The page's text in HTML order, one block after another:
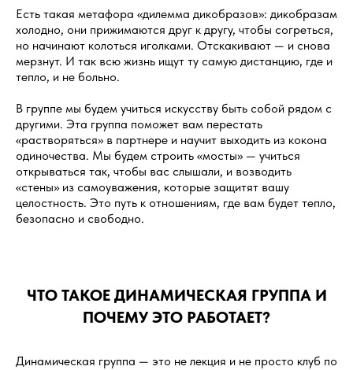
Есть такая метафора «дилемма дикобразов»: дикобразам
холодно, они прижимаются друг к другу, чтобы согреться,
но начинают колоться иголками. Отскакивают — и снова
мерзнут. И так всю жизнь ищут ту самую дистанцию, где и
тепло, и не больно.
В группе мы будем учиться искусству быть собой рядом с
другими. Эта группа поможет вам перестать
«растворяться» в партнере и научит выходить из кокона
одиночества. Мы будем строить «мосты» — учиться
открываться так, чтобы вас слышали, и возводить
«стены» из самоуважения, которые защитят вашу
целостность. Это путь к отношениям, где вам будет тепло,
безопасно и свободно.
ЧТО ТАКОЕ ДИНАМИЧЕСКАЯ ГРУППА И
ПОЧЕМУ ЭТО РАБОТАЕТ?
Динамическая группа — это не лекция и не просто клуб по